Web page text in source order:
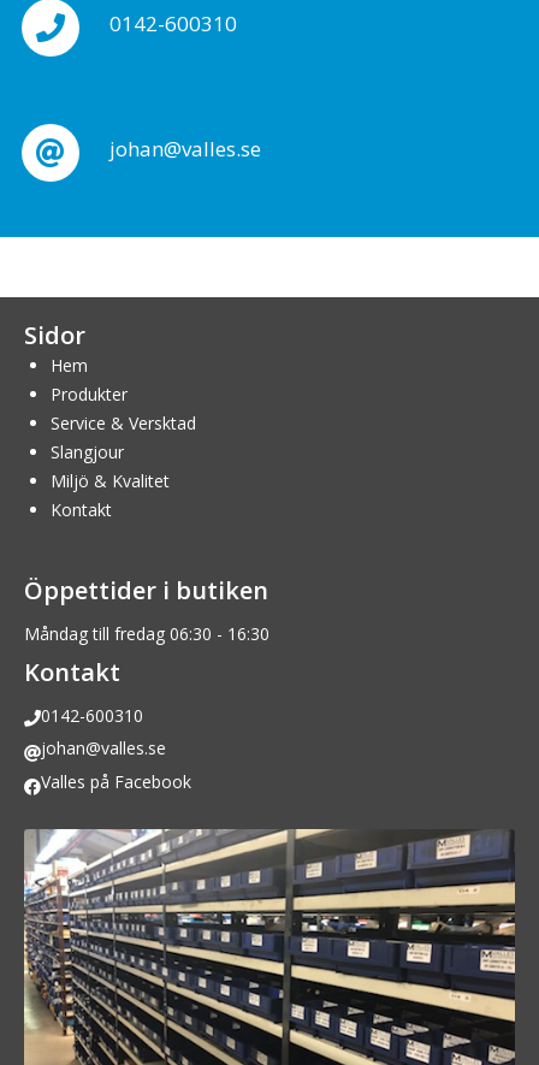
0142-600310
johan@valles.se
Sidor
Hem
Produkter
Service & Versktad
Slangjour
Miljö & Kvalitet
Kontakt
Öppettider i butiken
Måndag till fredag 06:30 - 16:30
Kontakt
0142-600310
johan@valles.se
Valles på Facebook